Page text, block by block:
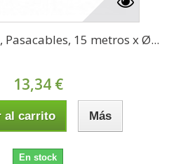
Pasacables, 15 metros x Ø...
13,34 €
al carrito Más
En stock